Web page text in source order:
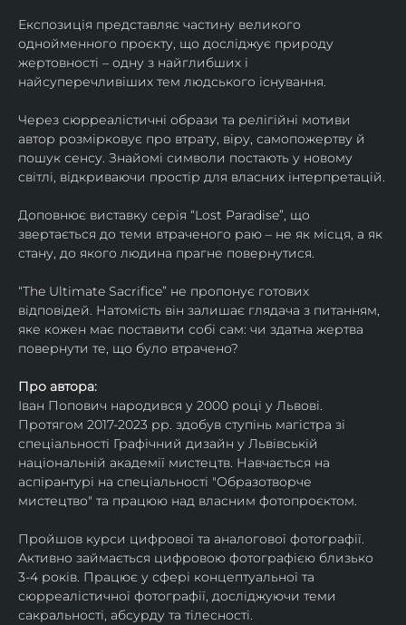
Експозиція представляє частину великого
однойменного проєкту, що досліджує природу
жертовності – одну з найглибших і
найсуперечливіших тем людського існування.
Через сюрреалістичні образи та релігійні мотиви
автор розмірковує про втрату, віру, самопожертву й
пошук сенсу. Знайомі символи постають у новому
світлі, відкриваючи простір для власних інтерпретацій.
Доповнює виставку серія “Lost Paradise”, що
звертається до теми втраченого раю – не як місця, а як
стану, до якого людина прагне повернутися.
“The Ultimate Sacrifice” не пропонує готових
відповідей. Натомість він залишає глядача з питанням,
яке кожен має поставити собі сам: чи здатна жертва
повернути те, що було втрачено?
Про автора:
Іван Попович народився у 2000 році у Львові.
Протягом 2017-2023 рр. здобув ступінь магістра зі
спеціальності Графічний дизайн у Львівській
національній академії мистецтв. Навчається на
аспірантурі на спеціальності "Образотворче
мистецтво" та працюю над власним фотопроєктом.
Пройшов курси цифрової та аналогової фотографії.
Активно займається цифровою фотографією близько
3-4 років. Працює у сфері концептуальної та
сюрреалістичної фотографії, досліджуючи теми
сакральності, абсурду та тілесності.